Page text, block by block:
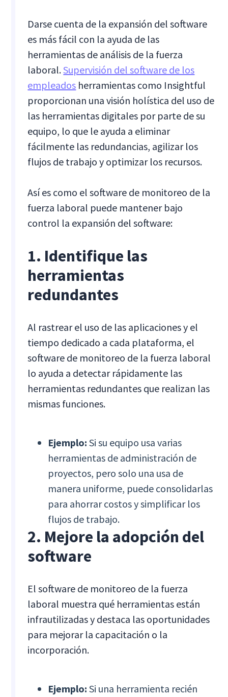
Darse cuenta de la expansión del software
es más fácil con la ayuda de las
herramientas de análisis de la fuerza
laboral.Supervisión del software de los
empleados herramientas como Insightful
proporcionan una visión holística del uso de
las herramientas digitales por parte de su
equipo, lo que le ayuda a eliminar
fácilmente las redundancias, agilizar los
flujos de trabajo y optimizar los recursos.
Así es como el software de monitoreo de la
fuerza laboral puede mantener bajo
control la expansión del software:
1. Identifique las
herramientas
redundantes
Al rastrear el uso de las aplicaciones y el
tiempo dedicado a cada plataforma, el
software de monitoreo de la fuerza laboral
lo ayuda a detectar rápidamente las
herramientas redundantes que realizan las
mismas funciones.
Ejemplo: Si su equipo usa varias
herramientas de administración de
proyectos, pero solo una usa de
manera uniforme, puede consolidarlas
para ahorrar costos y simplificar los
flujos de trabajo.
2. Mejore la adopción del
software
El software de monitoreo de la fuerza
laboral muestra qué herramientas están
infrautilizadas y destaca las oportunidades
para mejorar la capacitación o la
incorporación.
Ejemplo: Si una herramienta recién